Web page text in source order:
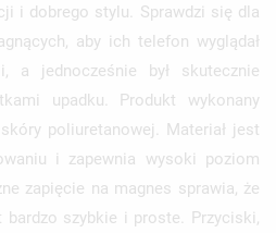
i dobrego stylu. Sprawdzi się dla
aby ich telefon wyglądał
a jednocześnie był skutecznie
upadku. Produkt wykonany
poliuretanowej. Materiał jest
i zapewnia wysoki poziom
zapięcie na magnes sprawia, że
szybkie i proste. Przyciski,